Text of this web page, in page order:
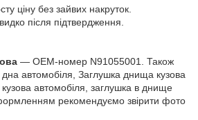
ціну без зайвих накруток.
після підтвердження.
— OEM-номер N91055001. Також
автомобіля, Заглушка днища кузова
автомобіля, заглушка в днище
рекомендуємо звірити фото